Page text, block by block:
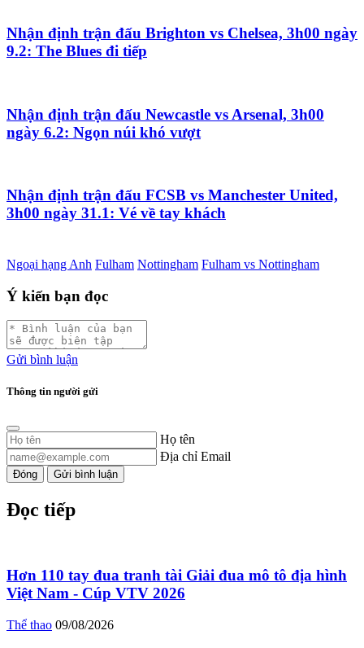
Nhận định trận đấu Brighton vs Chelsea, 3h00 ngày
9.2: The Blues đi tiếp
Nhận định trận đấu Newcastle vs Arsenal, 3h00
ngày 6.2: Ngọn núi khó vượt
Nhận định trận đấu FCSB vs Manchester United,
3h00 ngày 31.1: Vé về tay khách
Ngoại hạng Anh Fulham Nottingham Fulham vs Nottingham
Ý kiến bạn đọc
Gửi bình luận
Thông tin người gửi
Họ tên
Địa chỉ Email
Đóng Gửi bình luận
Đọc tiếp
Hơn 110 tay đua tranh tài Giải đua mô tô địa hình
Việt Nam - Cúp VTV 2026
Thể thao 09/08/2026